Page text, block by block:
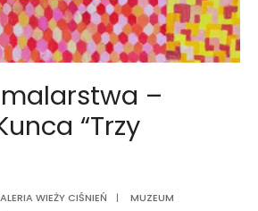
–
“Trzy
WIEŻY CIŚNIEŃ | MUZEUM